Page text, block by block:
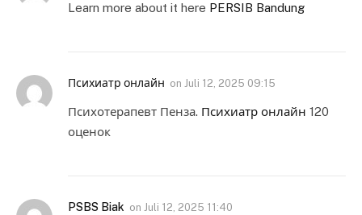
Learn more about it here PERSIB Bandung
Психиатр онлайн on Juli 12, 2025 09:15
Психотерапевт Пенза. Психиатр онлайн 120
оценок
PSBS Biak on Juli 12, 2025 11:40